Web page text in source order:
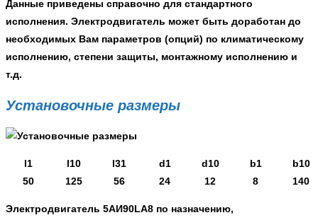
Данные приведены справочно для стандартного
исполнения. Электродвигатель может быть доработан до
необходимых Вам параметров (опций) по климатическому
исполнению, степени защиты, монтажному исполнению и
т.д.
Установочные размеры
l1 l10 l31 d1 d10 b1
b10
50
125 56 24 12 8 140
Электродвигатель 5АИ90LA8 по назначению,